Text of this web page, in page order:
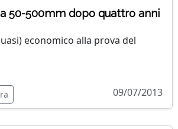
50-500mm dopo quattro anni
economico alla prova del
09/07/2013